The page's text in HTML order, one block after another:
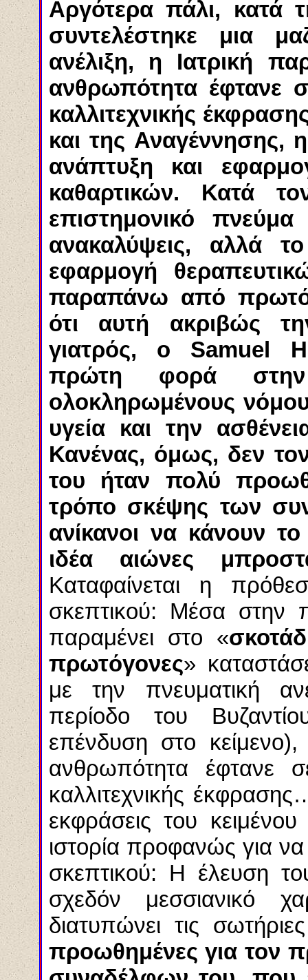
Αργότερα πάλι, κατά
συντελέστηκε μια
ανέλιξη, η Ιατρική
ανθρωπότητα έφτανε
καλλιτεχνικής
και της Αναγέννησης,
ανάπτυξη και
καθαρτικών. Κατά
επιστημονικό
ανακαλύψεις, αλλά
εφαρμογή
παραπάνω από
ότι αυτή ακριβώς
γιατρός, ο Samuel
πρώτη φορά
ολοκληρωμένους
υγεία και την
Κανένας, όμως, δεν
του ήταν πολύ
τρόπο σκέψης των
ανίκανοι να κάνουν
ιδέα αιώνες
Καταφαίνεται η
σκεπτικού: Μέσα στην
παραμένει στο «
πρωτόγονες»
με την πνευματική
περίοδο του
επένδυση στο
ανθρωπότητα έφτανε
καλλιτεχνικής
εκφράσεις του
ιστορία προφανώς για
σκεπτικού: Η έλευση
σχεδόν μεσσιανικό
διατυπώνει τις
προωθημένες για τον